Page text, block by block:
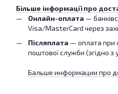
Більше інформації про
Онлайн-оплата —
Visa/MasterCard через
Післяплата — оплата при
поштової служби (згідно з
Бальше информации про